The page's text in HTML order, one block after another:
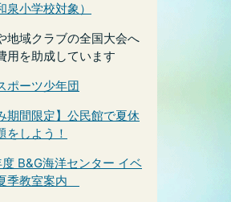
泉小学校対象）
地域クラブの全国大会へ
用を助成しています
ポーツ少年団
期間限定】公民館で夏休
をしよう！
B&G海洋センター イベ
季教室案内